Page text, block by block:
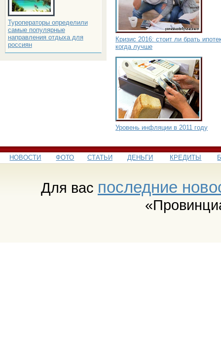
Туроператоры определили
самые популярные
направления отдыха для
россиян
Кризис 2016: стоит ли брать
когда лучше
Уровень инфляции в 2011 году
НОВОСТИ ФОТО СТАТЬИ ДЕНЬГИ КРЕДИТЫ
Для вас последние